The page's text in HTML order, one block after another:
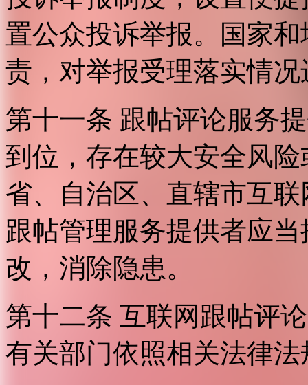
置公众投诉举报。国家
责，对举报受理落实情
第十一条 跟帖评论服务
到位，存在较大安全风
省、自治区、直辖市互
跟帖管理服务提供者应
改，消除隐患。
第十二条 互联网跟帖评
有关部门依照相关法律